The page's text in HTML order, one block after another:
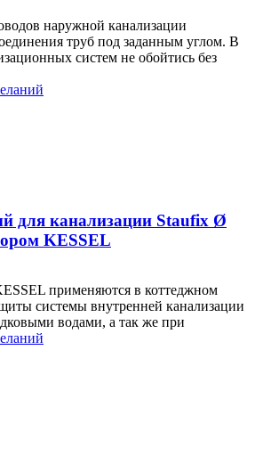
наружной канализации
труб под заданным углом. В
систем не обойтись без
для канализации Staufix Ø
KESSEL
применяются в коттеджном
системы внутренней канализации
водами, а так же при